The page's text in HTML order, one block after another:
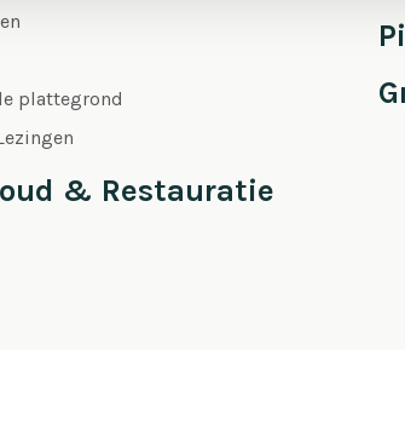
plattegrond
& Restauratie